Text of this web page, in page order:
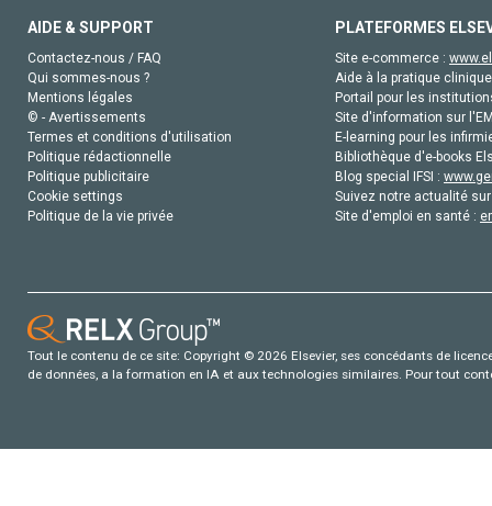
AIDE & SUPPORT
Contactez-nous / FAQ
Qui sommes-nous ?
Mentions légales
© - Avertissements
Termes et conditions d'utilisation
Politique rédactionnelle
Politique publicitaire
Cookie settings
Politique de la vie privée
PLATEFORMES
Site e-commerce :
Aide à la pratique
Portail pour les
Site d'information sur
E-learning pour les
Bibliothèque d'e-books
Blog special IFSI :
Suivez notre actualité
Site d'emploi en santé :
Tout le contenu de ce site: Copyright © 2026 Elsevier, ses concédants de
de données, a la formation en IA et aux technologies similaires. Pour tout